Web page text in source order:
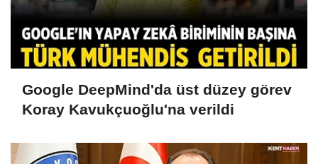
Google DeepMind'da üst düzey görev
Koray Kavukçuoğlu'na verildi